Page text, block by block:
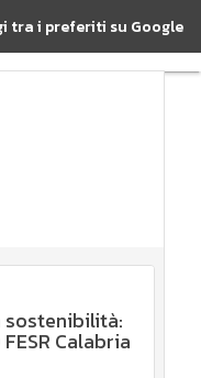
tra i preferiti su Google
sostenibilità:
Calabria